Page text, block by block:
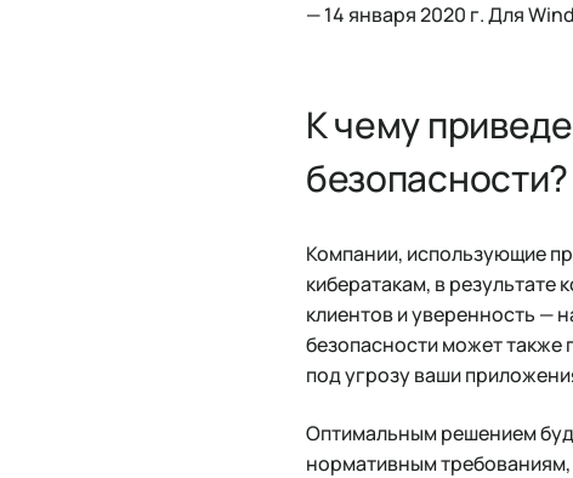
— 14 января 2020 г. Для
К чему
безопасности?
Компании, использующие
кибератакам, в
клиентов и уверенность —
безопасности может также
под угрозу ваши
Оптимальным решением
нормативным